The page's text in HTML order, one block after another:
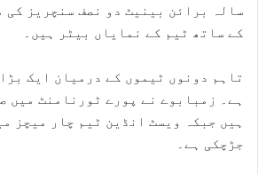
کے ساتھ ٹیم کے نمایاں بیٹر ہیں۔
تاہم دونوں ٹیموں کے درمیان ایک
جڑچکی ہے۔